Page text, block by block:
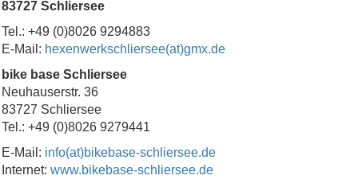
83727 Schliersee
Tel.: +49 (0)8026 9294883
E-Mail: hexenwerkschliersee(at)gmx.de
bike base Schliersee
Neuhauserstr. 36
83727 Schliersee
Tel.: +49 (0)8026 9279441
E-Mail: info(at)bikebase-schliersee.de
Internet: www.bikebase-schliersee.de